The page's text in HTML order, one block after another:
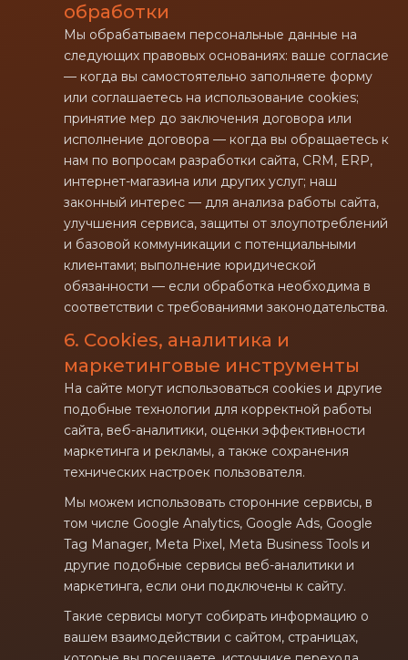
обработки
Мы обрабатываем персональные данные на
следующих правовых основаниях: ваше согласие
— когда вы самостоятельно заполняете форму
или соглашаетесь на использование cookies;
принятие мер до заключения договора или
исполнение договора — когда вы обращаетесь к
нам по вопросам разработки сайта, CRM, ERP,
интернет-магазина или других услуг; наш
законный интерес — для анализа работы сайта,
улучшения сервиса, защиты от злоупотреблений
и базовой коммуникации с потенциальными
клиентами; выполнение юридической
обязанности — если обработка необходима в
соответствии с требованиями законодательства.
6. Cookies, аналитика и
маркетинговые инструменты
На сайте могут использоваться cookies и другие
подобные технологии для корректной работы
сайта, веб-аналитики, оценки эффективности
маркетинга и рекламы, а также сохранения
технических настроек пользователя.
Мы можем использовать сторонние сервисы, в
том числе Google Analytics, Google Ads, Google
Tag Manager, Meta Pixel, Meta Business Tools и
другие подобные сервисы веб-аналитики и
маркетинга, если они подключены к сайту.
Такие сервисы могут собирать информацию о
вашем взаимодействии с сайтом, страницах,